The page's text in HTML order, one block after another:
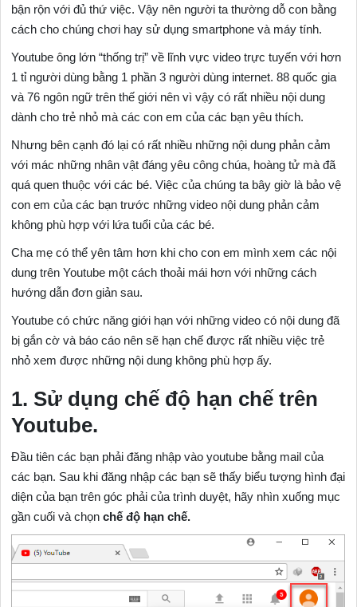
bận rộn với đủ thứ việc. Vậy nên người ta thường dỗ con bằng
cách cho chúng chơi hay sử dụng smartphone và máy tính.
Youtube ông lớn “thống trị” về lĩnh vực video trực tuyến với hơn
1 tỉ người dùng bằng 1 phần 3 người dùng internet. 88 quốc gia
và 76 ngôn ngữ trên thế giới nên vì vậy có rất nhiều nội dung
dành cho trẻ nhỏ mà các con em của các bạn yêu thích.
Nhưng bên cạnh đó lại có rất nhiều những nội dung phản cảm
với mác những nhân vật đáng yêu công chúa, hoàng tử mà đã
quá quen thuộc với các bé. Việc của chúng ta bây giờ là bảo vệ
con em của các bạn trước những video nội dung phản cảm
không phù hợp với lứa tuổi của các bé.
Cha mẹ có thể yên tâm hơn khi cho con em mình xem các nội
dung trên Youtube một cách thoải mái hơn với những cách
hướng dẫn đơn giản sau.
Youtube có chức năng giới hạn với những video có nội dung đã
bị gắn cờ và báo cáo nên sẽ hạn chế được rất nhiều việc trẻ
nhỏ xem được những nội dung không phù hợp ấy.
1. Sử dụng chế độ hạn chế trên
Youtube.
Đầu tiên các bạn phải đăng nhập vào youtube bằng mail của
các bạn. Sau khi đăng nhập các bạn sẽ thấy biểu tượng hình đại
diện của bạn trên góc phải của trình duyệt, hãy nhìn xuống mục
gần cuối và chọnchế độ hạn chế.